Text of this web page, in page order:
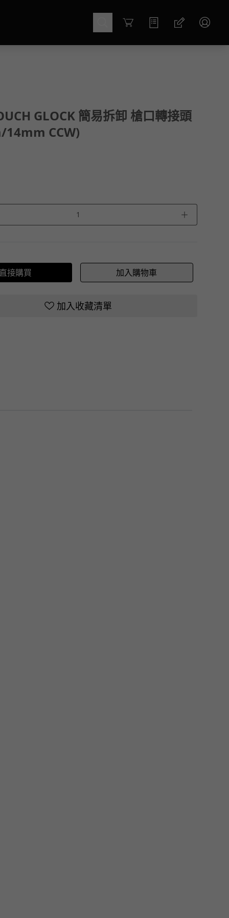
Cart
GLOCK 簡易拆卸 槍口轉接頭
CCW)
＋
接購買 加入購物車
加入收藏清單